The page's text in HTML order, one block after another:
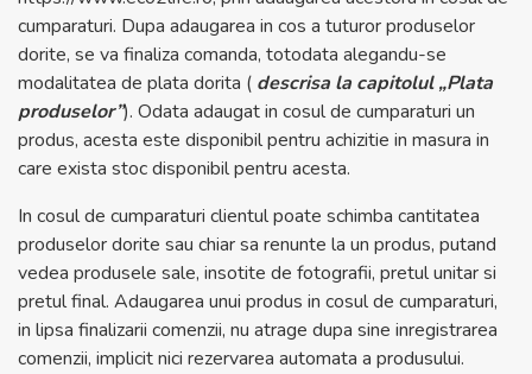
cumparaturi. Dupa adaugarea in cos a tuturor produselor
dorite, se va finaliza comanda, totodata alegandu-se
modalitatea de plata dorita ( descrisa la capitolul „Plata
produselor”). Odata adaugat in cosul de cumparaturi un
produs, acesta este disponibil pentru achizitie in masura in
care exista stoc disponibil pentru acesta.
In cosul de cumparaturi clientul poate schimba cantitatea
produselor dorite sau chiar sa renunte la un produs, putand
vedea produsele sale, insotite de fotografii, pretul unitar si
pretul final. Adaugarea unui produs in cosul de cumparaturi,
in lipsa finalizarii comenzii, nu atrage dupa sine inregistrarea
comenzii, implicit nici rezervarea automata a produsului.